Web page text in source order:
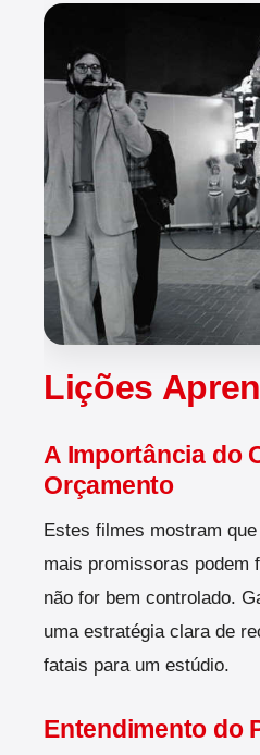
Lições
A Importância do
Orçamento
Estes filmes mostram
mais promissoras podem
não for bem controlado.
uma estratégia clara de
fatais para um estúdio.
Entendimento do